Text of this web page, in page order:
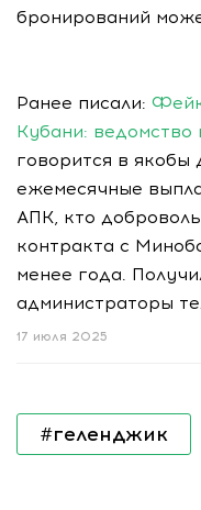
бронирований
Ранее писали:
Кубани: ведомство
говорится в якобы
ежемесячные
АПК, кто
контракта с
менее года.
администраторы
17 июля 2025
#геленджик